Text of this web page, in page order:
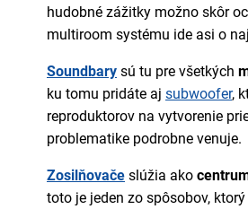
hudobné zážitky možno skôr
multiroom systému ide asi o
Soundbary sú tu pre všetkých
ku tomu pridáte aj subwoofer,
reproduktorov na vytvorenie
problematike podrobne venuje.
Zosilňovače slúžia ako
toto je jeden zo spôsobov,